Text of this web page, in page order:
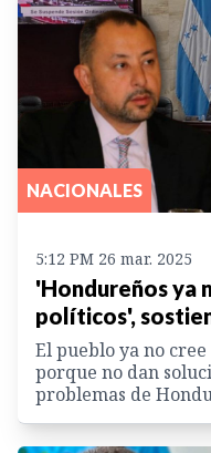
NACIONALES
5:12 PM 26 mar. 2025
'Hondureños ya
políticos',
El pueblo ya no
porque no dan
problemas de